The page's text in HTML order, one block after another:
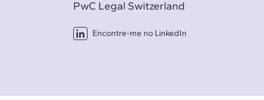
PwC Legal Switzerland
Encontre-me no LinkedIn